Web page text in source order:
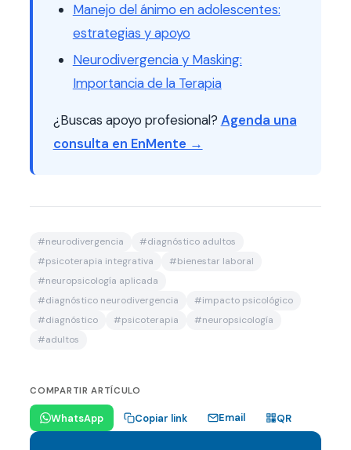
Manejo del ánimo en adolescentes:
estrategias y apoyo
Neurodivergencia y Masking:
Importancia de la Terapia
¿Buscas apoyo profesional? Agenda una
consulta en EnMente →
#neurodivergencia #diagnóstico adultos
#psicoterapia integrativa #bienestar laboral
#neuropsicología aplicada
#diagnóstico neurodivergencia #impacto psicológico
#diagnóstico #psicoterapia #neuropsicología
#adultos
COMPARTIR ARTÍCULO
WhatsApp Copiar link Email QR